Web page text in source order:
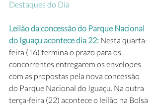
Destaques do Dia
Leilão da concessão do Parque Nacional
do Iguaçu acontece dia 22: Nesta quarta-
feira (16) termina o prazo para os
concorrentes entregarem os envelopes
com as propostas pela nova concessão
do Parque Nacional do Iguaçu. Na outra
terça-feira (22) acontece o leilão na Bolsa